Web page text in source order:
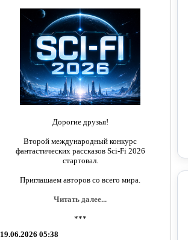
Дорогие друзья!
Второй международный конкурс
фантастических рассказов Sci-Fi 2026
стартовал.
Приглашаем авторов со всего мира.
Читать далее...
***
19.06.2026 05:38